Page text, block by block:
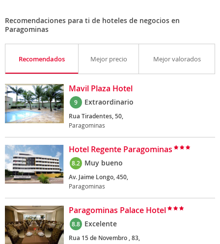
Recomendaciones para ti de hoteles de negocios en
Paragominas
Recomendados Mejor precio Mejor valorados
Mavil Plaza Hotel
9 Extraordinario
Rua Tiradentes, 50,
Paragominas
Hotel Regente Paragominas
8.2 Muy bueno
Av. Jaime Longo, 450,
Paragominas
Paragominas Palace Hotel
8.8 Excelente
Rua 15 de Novembro , 83,